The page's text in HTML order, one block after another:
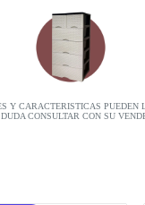
Y CARACTERISTICAS PUEDEN
CONSULTAR CON SU